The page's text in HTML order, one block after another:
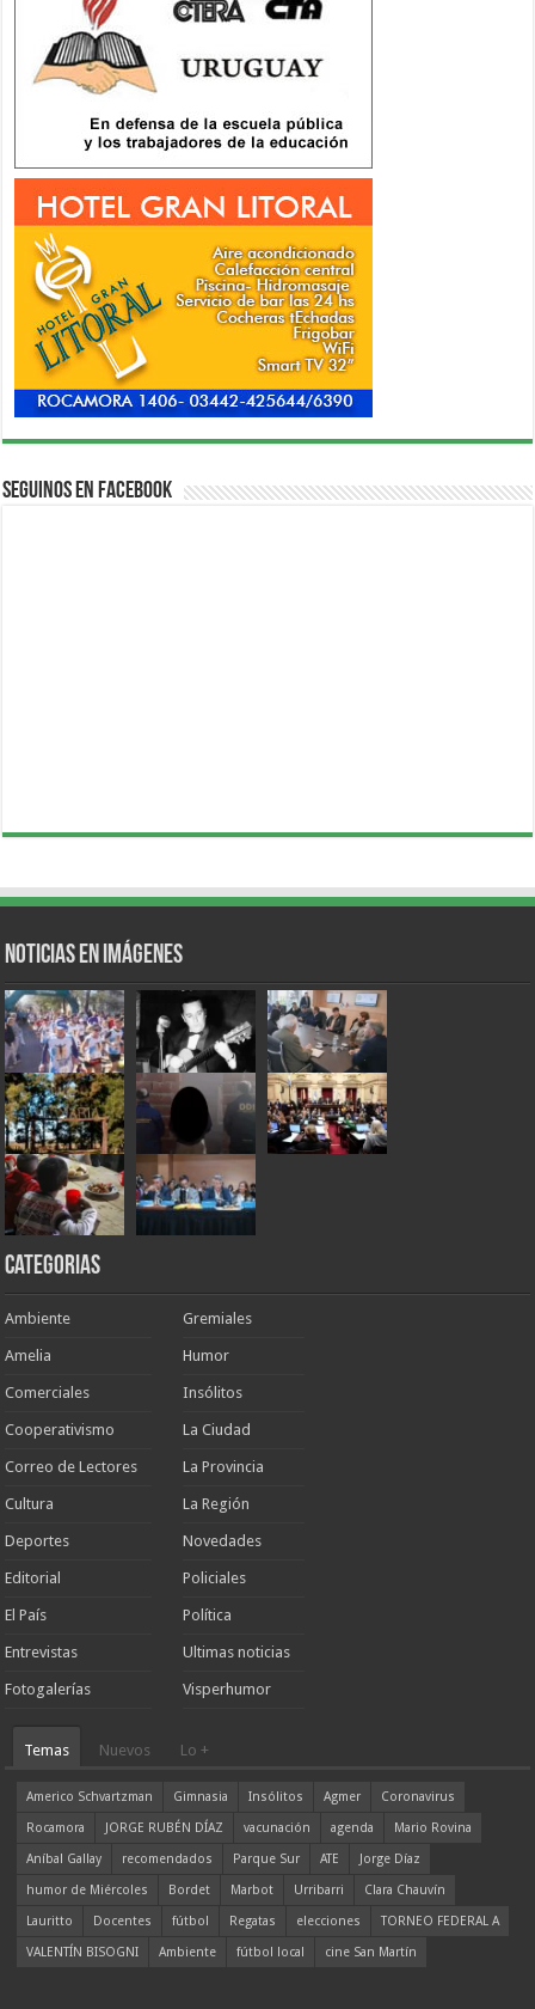
Seguinos en Facebook
Noticias en Imágenes
Categorias
Ambiente
Amelia
Comerciales
Cooperativismo
Correo de Lectores
Cultura
Deportes
Editorial
El País
Entrevistas
Fotogalerías
Gremiales
Humor
Insólitos
La Ciudad
La Provincia
La Región
Novedades
Policiales
Política
Ultimas noticias
Visperhumor
Temas Nuevos Lo +
Americo Schvartzman Gimnasia Insólitos Agmer
Coronavirus
Rocamora
JORGE RUBÉN DÍAZ vacunación agenda
Mario Rovina
Aníbal Gallay
recomendados Parque Sur ATE
Jorge Díaz
humor de Miércoles
Bordet Marbot Urribarri
Clara Chauvín
Lauritto
Docentes fútbol Regatas elecciones
TORNEO FEDERAL A
VALENTÍN BISOGNI
Ambiente fútbol local cine San Martín